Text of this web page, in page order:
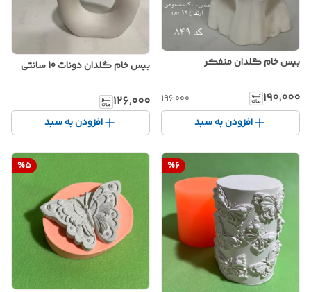
بیس خام گلدان متفکر
۱۹۰٬۰۰۰ ۱۹۶٬۰۰۰
افزودن به سبد
بیس خام گلدان دونات 10 سانتی
۱۲۶٬۰۰۰
افزودن به سبد
%6
%5